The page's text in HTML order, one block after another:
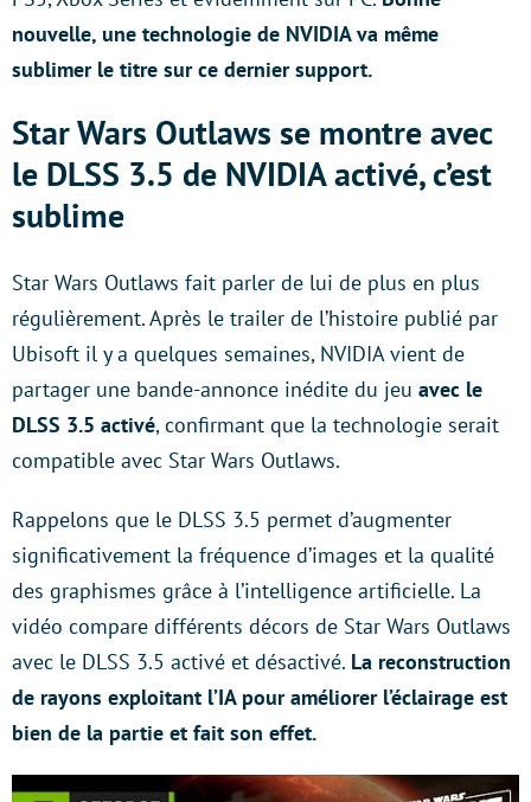
nouvelle, une technologie de NVIDIA va même
sublimer le titre sur ce dernier support.
Star Wars Outlaws se montre avec
le DLSS 3.5 de NVIDIA activé, c’est
sublime
Star Wars Outlaws fait parler de lui de plus en plus
régulièrement. Après le trailer de l’histoire publié par
Ubisoft il y a quelques semaines, NVIDIA vient de
partager une bande-annonce inédite du jeu avec le
DLSS 3.5 activé, confirmant que la technologie serait
compatible avec Star Wars Outlaws.
Rappelons que le DLSS 3.5 permet d’augmenter
significativement la fréquence d’images et la qualité
des graphismes grâce à l’intelligence artificielle. La
vidéo compare différents décors de Star Wars Outlaws
avec le DLSS 3.5 activé et désactivé. La reconstruction
de rayons exploitant l’IA pour améliorer l’éclairage est
bien de la partie et fait son effet.